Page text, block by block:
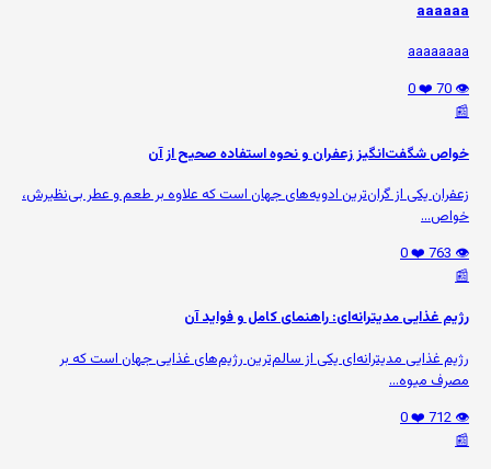
aaaaaa
aaaaaaaa
👁️ 70
❤️ 0
📰
خواص شگفت‌انگیز زعفران و نحوه استفاده صحیح از آن
زعفران یکی از گران‌ترین ادویه‌های جهان است که علاوه بر طعم و عطر بی‌نظیرش،
خواص...
👁️ 763
❤️ 0
📰
رژیم غذایی مدیترانه‌ای: راهنمای کامل و فواید آن
رژیم غذایی مدیترانه‌ای یکی از سالم‌ترین رژیم‌های غذایی جهان است که بر
مصرف میوه‌...
👁️ 712
❤️ 0
📰